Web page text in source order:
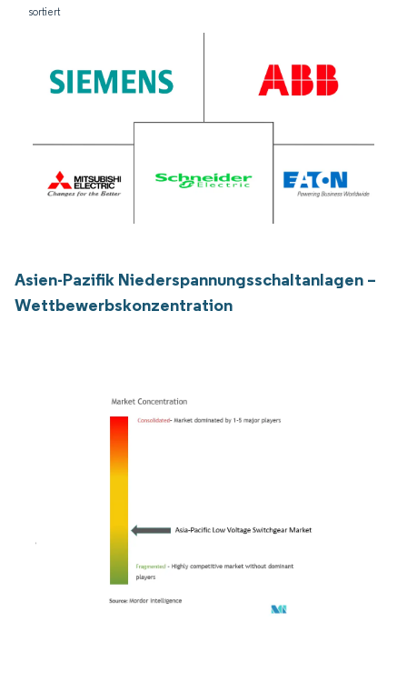
sortiert
Asien-Pazifik Niederspannungsschaltanlagen –
Wettbewerbskonzentration